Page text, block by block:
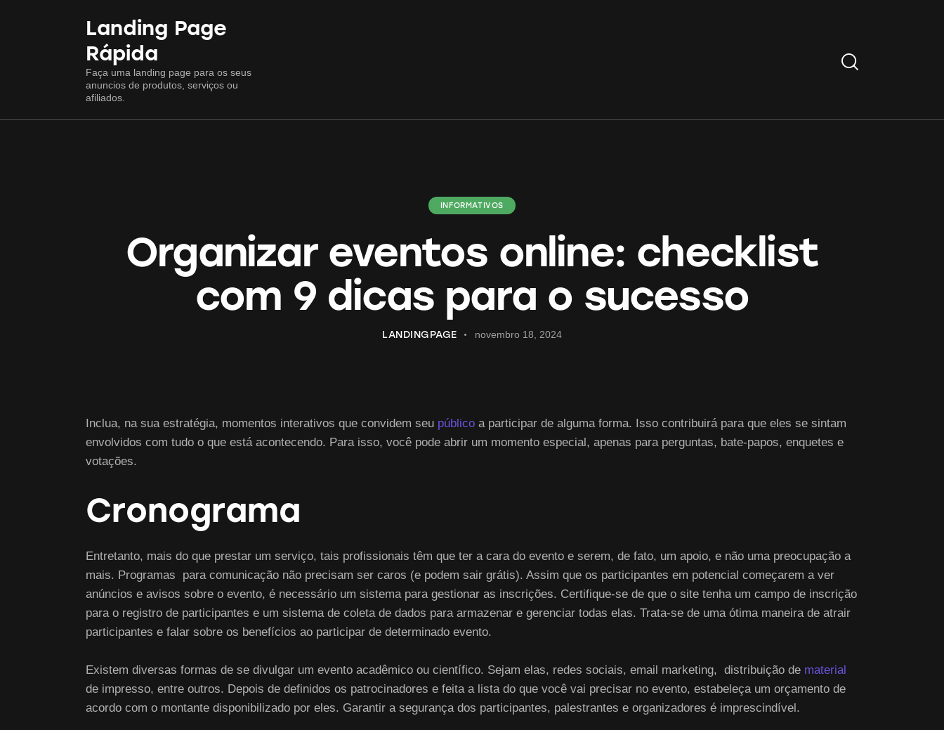
Landing Page
Rápida
Faça uma landing page para os seus
anuncios de produtos, serviços ou
afiliados.
Search
INFORMATIVOS
Organizar eventos online: checklist
com 9 dicas para o sucesso
LANDINGPAGE novembro 18, 2024
Inclua, na sua estratégia, momentos interativos que convidem seu público a participar de alguma forma. Isso contribuirá para que eles se sintam
envolvidos com tudo o que está acontecendo. Para isso, você pode abrir um momento especial, apenas para perguntas, bate-papos, enquetes e
votações.
Cronograma
Entretanto, mais do que prestar um serviço, tais profissionais têm que ter a cara do evento e serem, de fato, um apoio, e não uma preocupação a
mais. Programas para comunicação não precisam ser caros (e podem sair grátis). Assim que os participantes em potencial começarem a ver
anúncios e avisos sobre o evento, é necessário um sistema para gestionar as inscrições. Certifique-se de que o site tenha um campo de inscrição
para o registro de participantes e um sistema de coleta de dados para armazenar e gerenciar todas elas. Trata-se de uma ótima maneira de atrair
participantes e falar sobre os benefícios ao participar de determinado evento.
Existem diversas formas de se divulgar um evento acadêmico ou científico. Sejam elas, redes sociais, email marketing, distribuição de material
de impresso, entre outros. Depois de definidos os patrocinadores e feita a lista do que você vai precisar no evento, estabeleça um orçamento de
acordo com o montante disponibilizado por eles. Garantir a segurança dos participantes, palestrantes e organizadores é imprescindível.